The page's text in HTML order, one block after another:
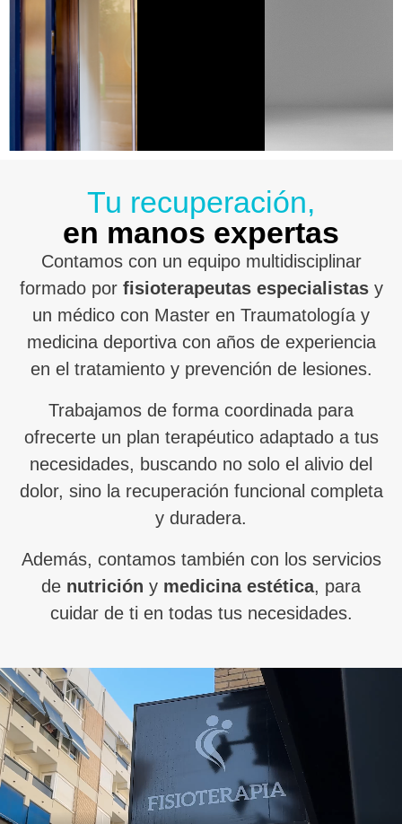
Tu recuperación,
en manos expertas
Contamos con un equipo multidisciplinar
formado por fisioterapeutas especialistasy
un médico con Master en Traumatología y
medicina deportiva con años de experiencia
en el tratamiento y prevención de lesiones.
Trabajamos de forma coordinada para
ofrecerte un plan terapéutico adaptado a tus
necesidades, buscando no solo el alivio del
dolor, sino la recuperación funcional completa
y duradera.
Además, contamos también con los servicios
de nutrición y medicina estética, para
cuidar de ti en todas tus necesidades.